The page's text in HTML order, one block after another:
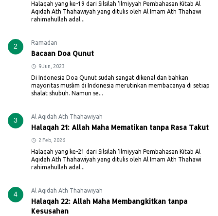
Halaqah yang ke-19 dari Silsilah ‘Ilmiyyah Pembahasan Kitab Al
Aqidah Ath Thahawiyah yang ditulis oleh Al Imam Ath Thahawi
rahimahullah adal...
2 Ramadan
Bacaan Doa Qunut
9 Jun, 2023
Di Indonesia Doa Qunut sudah sangat dikenal dan bahkan
mayoritas muslim di Indonesia merutinkan membacanya di setiap
shalat shubuh. Namun se...
3 Al Aqidah Ath Thahawiyah
Halaqah 21: Allah Maha Mematikan tanpa Rasa Takut
2 Feb, 2026
Halaqah yang ke-21 dari Silsilah ‘Ilmiyyah Pembahasan Kitab Al
Aqidah Ath Thahawiyah yang ditulis oleh Al Imam Ath Thahawi
rahimahullah adal...
4 Al Aqidah Ath Thahawiyah
Halaqah 22: Allah Maha Membangkitkan tanpa
Kesusahan